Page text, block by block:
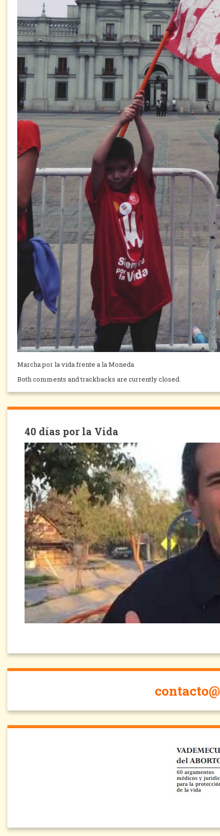
Marcha por la vida frente a la Moneda
Both comments and trackbacks are currently closed.
40 días por la Vida